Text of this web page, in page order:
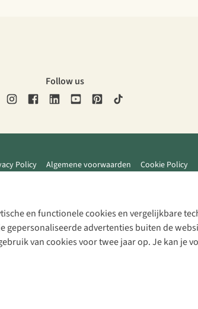
en functionele cookies en vergelijkbare
advertenties buiten de
van cookies voor twee jaar op. Je kan je
Follow us
Policy Algemene voorwaarden Cookie Policy